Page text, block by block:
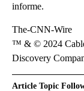
informe.
The-CNN-Wire
™ & © 2024
Discovery
Article Topic